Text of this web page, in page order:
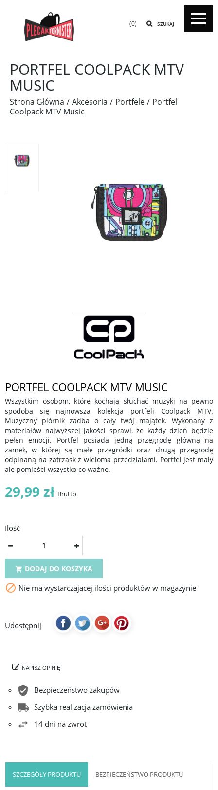
SZUKAJ
(0)
PORTFEL COOLPACK MTV
MUSIC
Strona Główna Akcesoria Portfele
Portfel
Coolpack MTV Music
PORTFEL COOLPACK MTV MUSIC
Wszystkim osobom, które kochają słuchać muzyki na pewno
spodoba się najnowsza kolekcja portfeli Coolpack MTV.
Muzyczny piórnik zadba o cały twój majątek. Wykonany z
materiałów najwyższej jakości sprawi, że każdy dzień będzie
pełen emocji. Portfel posiada jedną przegrodę główną na
zamek, w której są małe przegródki oraz drugą przegrodę
odpinaną na zatrzask z wieloma przedziałami. Portfel jest mały
ale pomieści wszystko co ważne.
29,99 zł Brutto
Ilość
 DODAJ DO KOSZYKA
 Nie ma wystarczającej ilości produktów w magazynie
Udostępnij
NAPISZ OPINIĘ
Bezpieczeństwo zakupów
Szybka realizacja zamówienia
14 dni na zwrot
SZCZEGÓŁY PRODUKTU BEZPIECZEŃSTWO PRODUKTU